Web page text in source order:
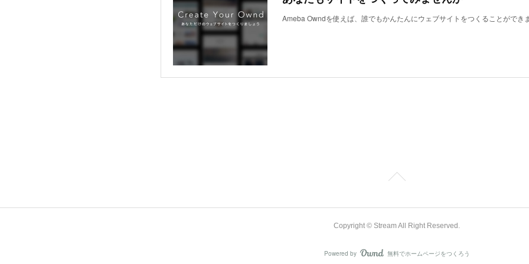
Ameba Owndを使えば、誰でもかんたんにウェブサイトをつくることができま
Copyright © Stream All Right Reserved.
Powered by AmebaOwnd
無料でホームページをつくろう